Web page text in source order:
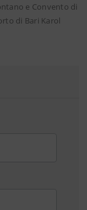
e Convento di
di Bari Karol